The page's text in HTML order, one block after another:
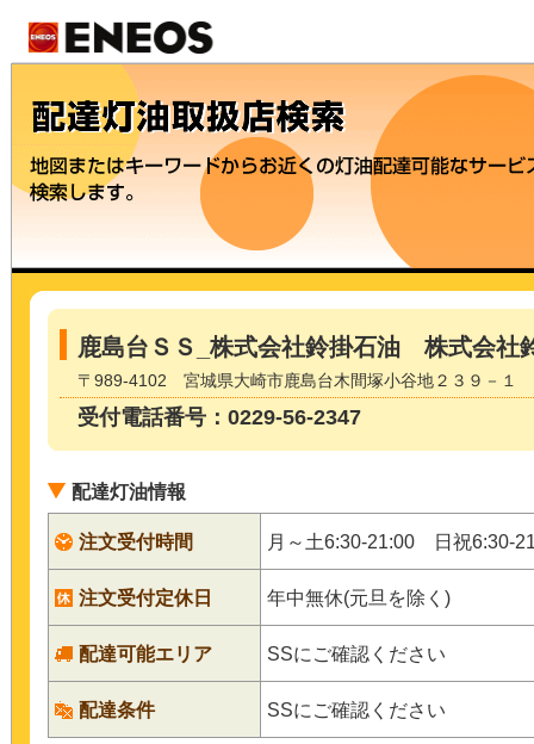
鹿島台ＳＳ_株式会社鈴掛石油 株式会社
〒989-4102 宮城県大崎市鹿島台木間塚小谷地２３９－１
受付電話番号：0229-56-2347
配達灯油情報
注文受付時間 月～土6:30-21:00 日祝6:30-
注文受付定休日 年中無休(元旦を除く)
配達可能エリア SSにご確認ください
配達条件 SSにご確認ください